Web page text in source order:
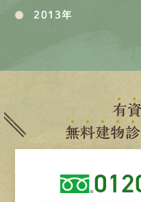
2013年
有
無料建物診